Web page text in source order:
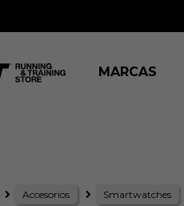
MARCAS
Accesorios Smartwatches